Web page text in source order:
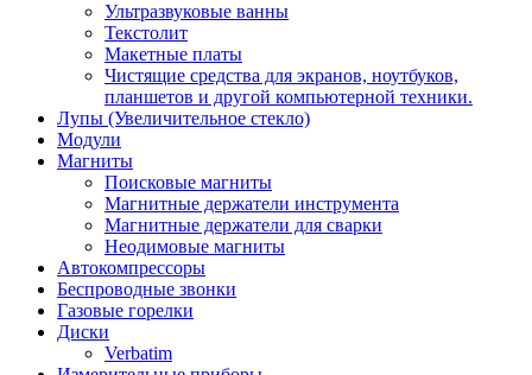
Ультразвуковые ванны
Текстолит
Макетные платы
Чистящие средства для экранов, ноутбуков,
планшетов и другой компьютерной техники.
Лупы (Увеличительное стекло)
Модули
Магниты
Поисковые магниты
Магнитные держатели инструмента
Магнитные держатели для сварки
Неодимовые магниты
Автокомпрессоры
Беспроводные звонки
Газовые горелки
Диски
Verbatim